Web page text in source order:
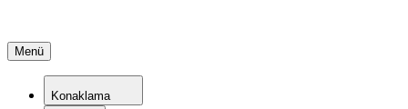
Menü
Konaklama